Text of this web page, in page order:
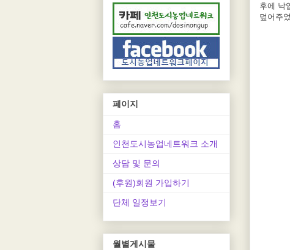
후에 낙
덮어주
페이지
홈
인천도시농업네트워크 소개
상담 및 문의
(후원)회원 가입하기
단체 일정보기
월별게시물